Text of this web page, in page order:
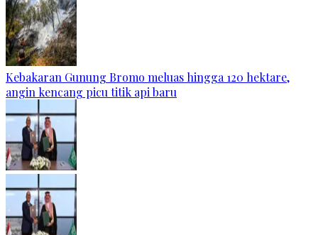
Kebakaran Gunung Bromo meluas hingga 120 hektare,
angin kencang picu titik api baru